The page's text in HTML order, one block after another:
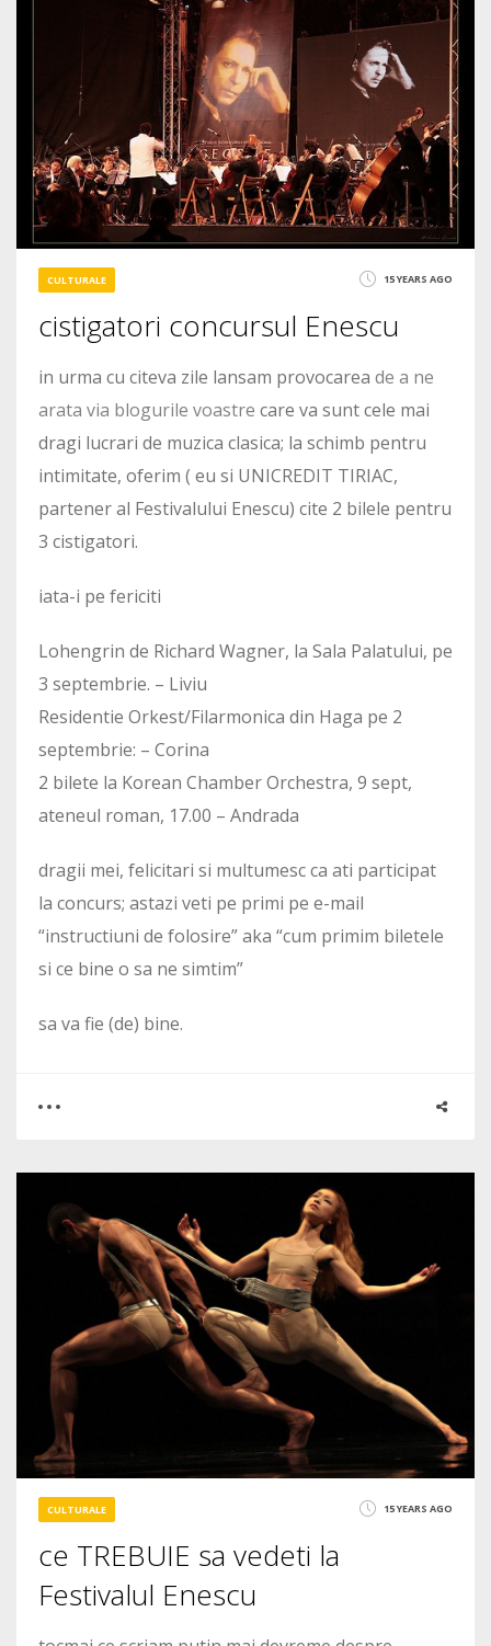
CULTURALE 15 YEARS AGO
cistigatori concursul Enescu
in urma cu citeva zile lansam provocarea de a ne
arata via blogurile voastre care va sunt cele mai
dragi lucrari de muzica clasica; la schimb pentru
intimitate, oferim ( eu si UNICREDIT TIRIAC,
partener al Festivalului Enescu) cite 2 bilele pentru
3 cistigatori.
iata-i pe fericiti
Lohengrin de Richard Wagner, la Sala Palatului, pe
3 septembrie. – Liviu
Residentie Orkest/Filarmonica din Haga pe 2
septembrie: – Corina
2 bilete la Korean Chamber Orchestra, 9 sept,
ateneul roman, 17.00 – Andrada
dragii mei, felicitari si multumesc ca ati participat
la concurs; astazi veti pe primi pe e-mail
“instructiuni de folosire” aka “cum primim biletele
si ce bine o sa ne simtim”
sa va fie (de) bine.
CULTURALE 15 YEARS AGO
ce TREBUIE sa vedeti la
Festivalul Enescu